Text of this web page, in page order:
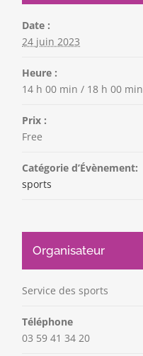
Date :
24 juin 2023
Heure :
14 h 00 min / 18 h 00 min
Prix :
Free
Catégorie d’Évènement:
sports
Organisateur
Service des sports
Téléphone
03 59 41 34 20